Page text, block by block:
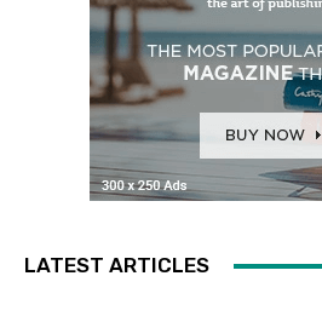
LATEST ARTICLES